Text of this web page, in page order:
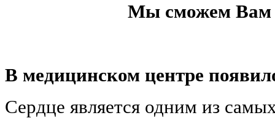
Мы сможем Вам
В медицинском центре
Сердце является одним из